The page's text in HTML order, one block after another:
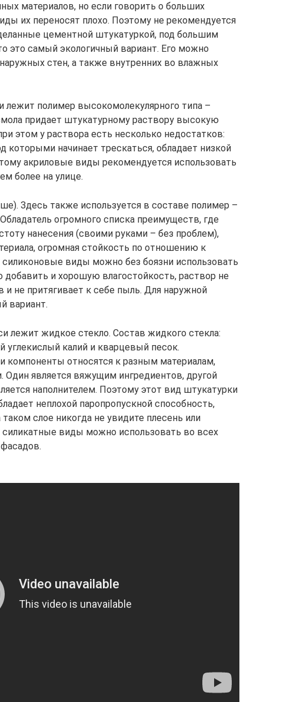
материалов, но если говорить о больших
их переносят плохо. Поэтому не рекомендуется
цементной штукатуркой, под большим
это самый экологичный вариант. Его можно
стен, а также внутренних во влажных
лежит полимер высокомолекулярного типа –
придает штукатурному раствору высокую
этом у раствора есть несколько недостатков:
которыми начинает трескаться, обладает низкой
акриловые виды рекомендуется использовать
более на улице.
Здесь также используется в составе полимер –
огромного списка преимуществ, где
нанесения (своими руками – без проблем),
огромная стойкость по отношению к
виды можно без боязни использовать
добавить и хорошую влагостойкость, раствор не
и не притягивает к себе пыль. Для наружной
вариант.
лежит жидкое стекло. Состав жидкого стекла:
углекислый калий и кварцевый песок.
компоненты относятся к разным материалам,
является вяжущим ингредиентов, другой
наполнителем. Поэтому этот вид штукатурки
неплохой паропропускной способность,
слое никогда не увидите плесень или
виды можно использовать во всех